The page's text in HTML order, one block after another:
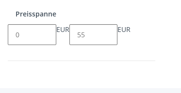
Preisspanne
EUR
EUR